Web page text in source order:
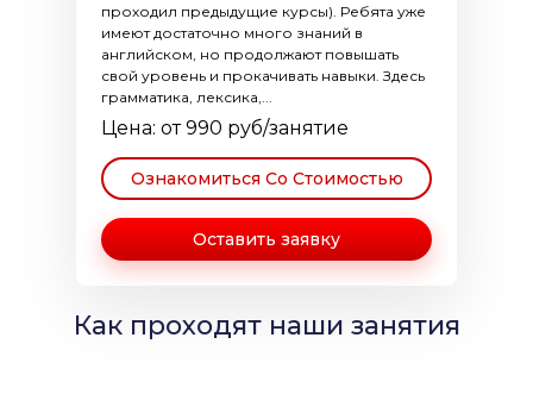
проходил предыдущие курсы). Ребята уже
имеют достаточно много знаний в
английском, но продолжают повышать
свой уровень и прокачивать навыки. Здесь
грамматика, лексика,...
Цена: от 990 руб/занятие
Ознакомиться Со Стоимостью
Оставить заявку
Как проходят наши занятия